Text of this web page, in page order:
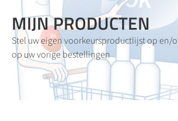
MIJN PRODUCTEN
Stel uw eigen voorkeursproductlijst op en/
op uw vorige bestellingen